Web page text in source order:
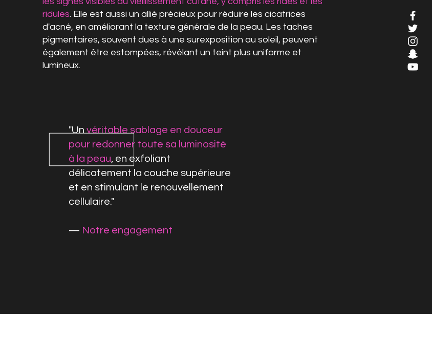
ridules. Elle est aussi un allié précieux pour réduire les cicatrices
d'acné, en améliorant la texture générale de la peau. Les taches
pigmentaires, souvent dues à une surexposition au soleil, peuvent
également être estompées, révélant un teint plus uniforme et
lumineux.
"Unvéritable sablage en douceur
pour redonner toute sa luminosité
à la peau, en exfoliant
délicatement la couche supérieure
et en stimulant le renouvellement
cellulaire."
— Notre engagement